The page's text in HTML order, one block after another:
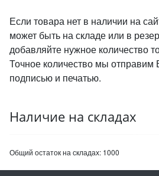
Если товара нет в наличии на
может быть на складе или в
добавляйте нужное количество
Точное количество мы отправим
подписью и печатью.
Наличие на складах
Общий остаток на складах: 1000